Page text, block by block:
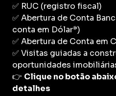
✅ RUC (registro fiscal)
✅ Abertura de Conta
conta em Dólar*)
✅ Abertura de Conta em
✅ Visitas guiadas a
oportunidades
👉 Clique no botão
detalhes